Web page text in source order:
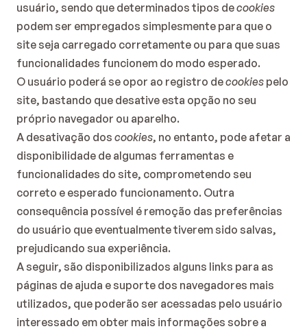
usuário, sendo que determinados tipos de cookies
podem ser empregados simplesmente para que o
site seja carregado corretamente ou para que suas
funcionalidades funcionem do modo esperado.
O usuário poderá se opor ao registro de cookies pelo
site, bastando que desative esta opção no seu
próprio navegador ou aparelho.
A desativação dos cookies, no entanto, pode afetar a
disponibilidade de algumas ferramentas e
funcionalidades do site, comprometendo seu
correto e esperado funcionamento. Outra
consequência possível é remoção das preferências
do usuário que eventualmente tiverem sido salvas,
prejudicando sua experiência.
A seguir, são disponibilizados alguns links para as
páginas de ajuda e suporte dos navegadores mais
utilizados, que poderão ser acessadas pelo usuário
interessado em obter mais informações sobre a